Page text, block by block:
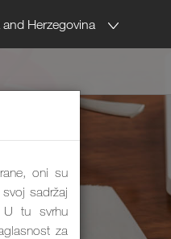
Herzegovina
oni su
sadržaj
U tu svrhu
za